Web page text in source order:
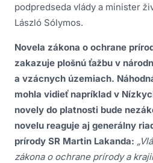
podpredseda vlády a minister
László Sólymos.
Novela zákona o ochrane
zakazuje plošnú ťažbu v
a vzácnych územiach.
mohla vidieť napríklad v
novely do platnosti bude
novelu reaguje aj generálny
prírody SR Martin Lakanda:
zákona o ochrane prírody a